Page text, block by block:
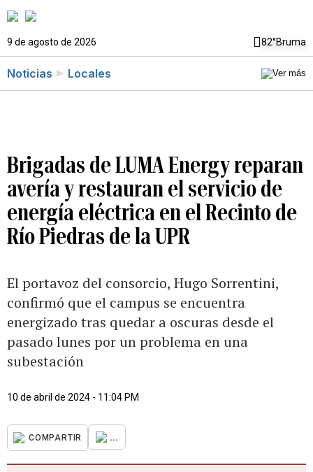
9 de agosto de 2026 82°Bruma
Noticias Locales
Brigadas de LUMA Energy reparan
avería y restauran el servicio de
energía eléctrica en el Recinto de
Río Piedras de la UPR
El portavoz del consorcio, Hugo Sorrentini,
confirmó que el campus se encuentra
energizado tras quedar a oscuras desde el
pasado lunes por un problema en una
subestación
10 de abril de 2024 - 11:04 PM
COMPARTIR ...